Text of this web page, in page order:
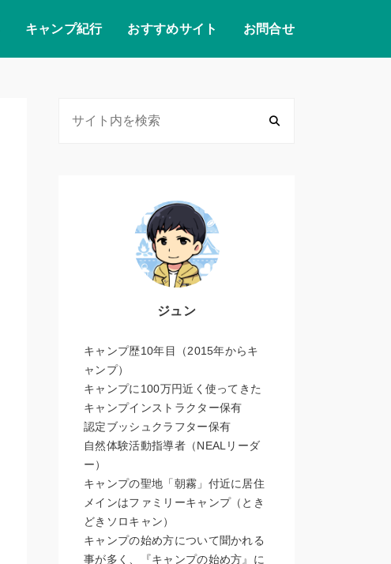
キャンプ紀行 おすすめサイト お問合せ
ジュン
キャンプ歴10年目（2015年からキ
ャンプ）
キャンプに100万円近く使ってきた
キャンプインストラクター保有
認定ブッシュクラフター保有
自然体験活動指導者（NEALリーダ
ー）
キャンプの聖地「朝霧」付近に居住
メインはファミリーキャンプ（とき
どきソロキャン）
キャンプの始め方について聞かれる
事が多く、『キャンプの始め方』に